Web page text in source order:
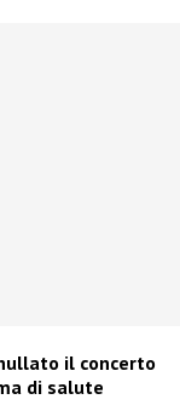
il concerto
di salute